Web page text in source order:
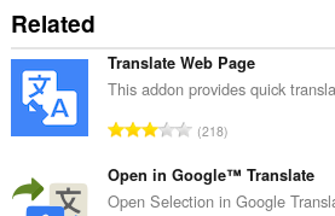
Related
Translate Web Page
This addon provides quick
रे
ग
की
218
Open in Google™ Translate
Open Selection in Google